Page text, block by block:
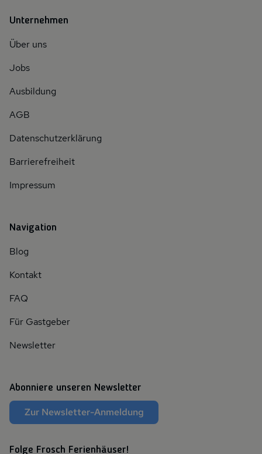
Unternehmen
Über uns
Jobs
Ausbildung
AGB
Datenschutzerklärung
Barrierefreiheit
Impressum
Navigation
Blog
Kontakt
FAQ
Für Gastgeber
Newsletter
Abonniere unseren Newsletter
Zur Newsletter-Anmeldung
Folge Frosch Ferienhäuser!